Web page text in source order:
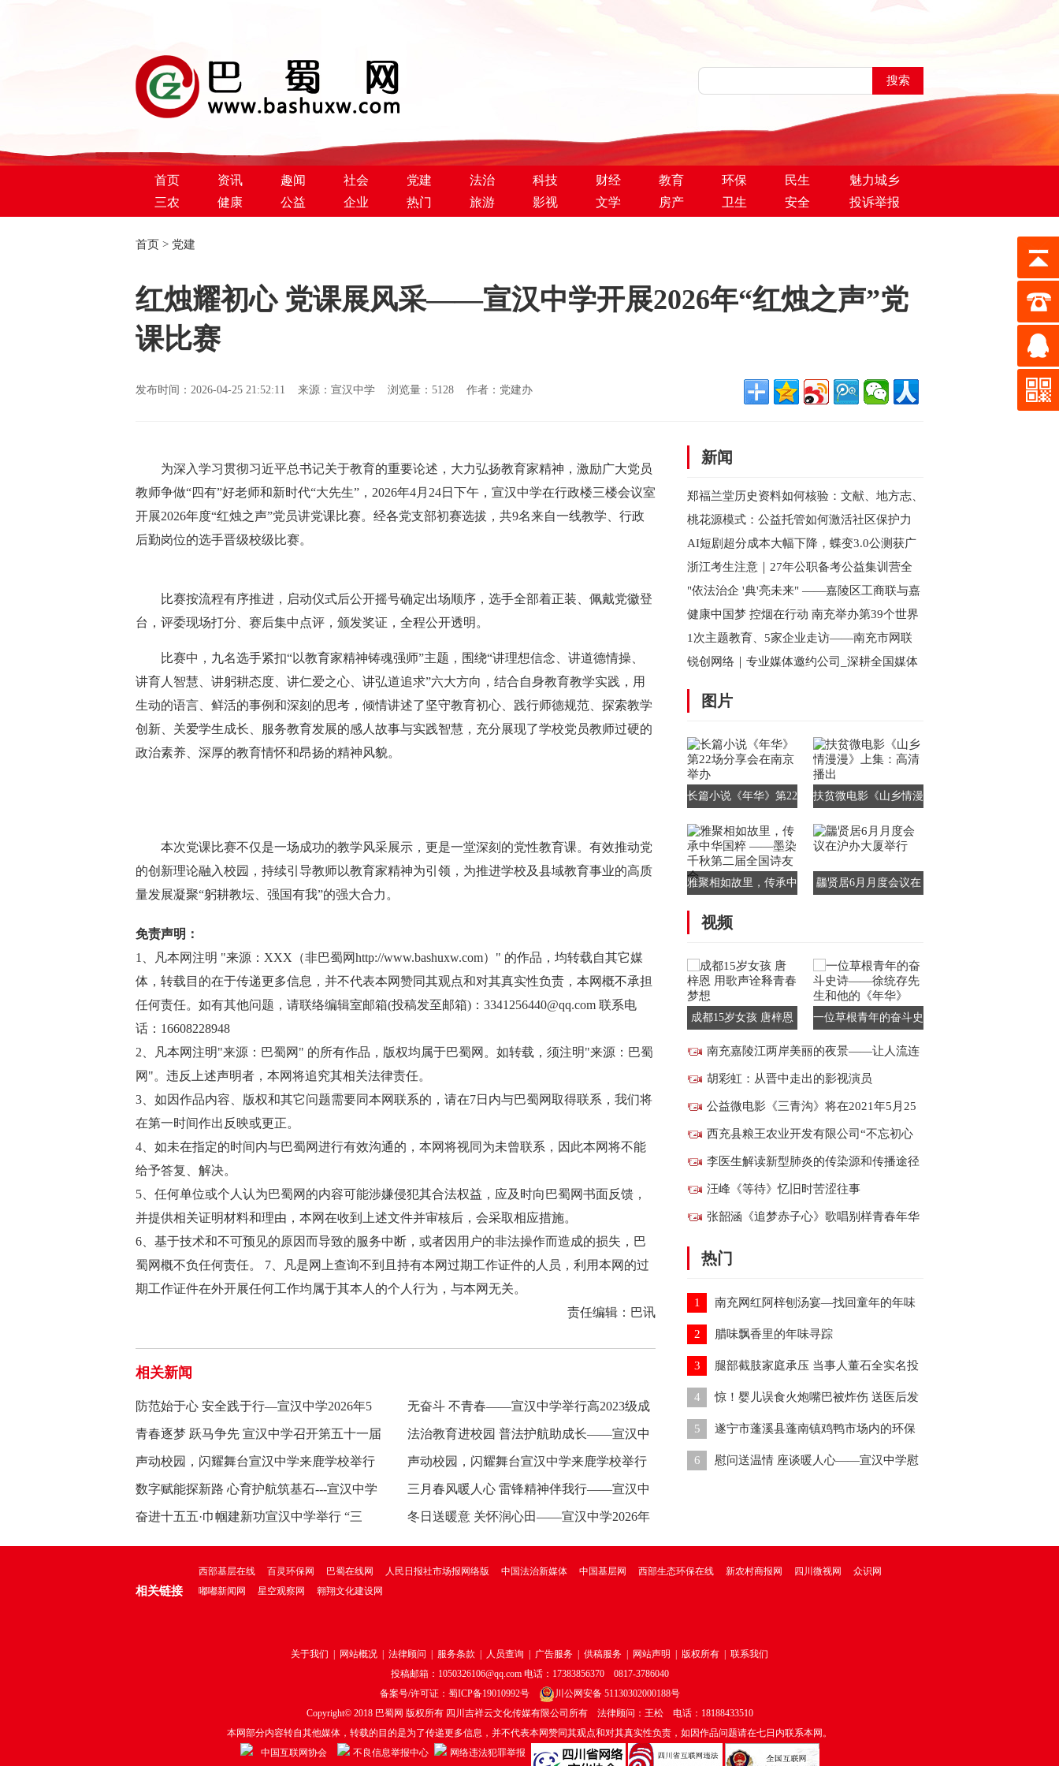
首页 资讯 趣闻 社会 党建 法治 科技 财经 教育 环保 民生
魅力城乡
三农
健康 公益 企业 热门 旅游 影视 文学 房产 卫生 安全 投诉举报
首页 > 党建
红烛耀初心 党课展风采——宣汉中学开展2026年“红烛之声”党
课比赛
发布时间：2026-04-25 21:52:11 来源：宣汉中学 浏览量： 5128 作者：党建办
为深入学习贯彻习近平总书记关于教育的重要论述，大力弘扬教育家精神，激励广大党员
教师争做“四有”好老师和新时代“大先生”，2026年4月24日下午，宣汉中学在行政楼三楼会议室
开展2026年度“红烛之声”党员讲党课比赛。经各党支部初赛选拔，共9名来自一线教学、行政
后勤岗位的选手晋级校级比赛。
比赛按流程有序推进，启动仪式后公开摇号确定出场顺序，选手全部着正装、佩戴党徽登
台，评委现场打分、赛后集中点评，颁发奖证，全程公开透明。
比赛中，九名选手紧扣“以教育家精神铸魂强师”主题，围绕“讲理想信念、讲道德情操、
讲育人智慧、讲躬耕态度、讲仁爱之心、讲弘道追求”六大方向，结合自身教育教学实践，用
生动的语言、鲜活的事例和深刻的思考，倾情讲述了坚守教育初心、践行师德规范、探索教学
创新、关爱学生成长、服务教育发展的感人故事与实践智慧，充分展现了学校党员教师过硬的
政治素养、深厚的教育情怀和昂扬的精神风貌。
本次党课比赛不仅是一场成功的教学风采展示，更是一堂深刻的党性教育课。有效推动党
的创新理论融入校园，持续引导教师以教育家精神为引领，为推进学校及县域教育事业的高质
量发展凝聚“躬耕教坛、强国有我”的强大合力。
免责声明：
1、凡本网注明 "来源：XXX（非巴蜀网http://www.bashuxw.com）" 的作品，均转载自其它媒
体，转载目的在于传递更多信息，并不代表本网赞同其观点和对其真实性负责，本网概不承担
任何责任。如有其他问题，请联络编辑室邮箱(投稿发至邮箱)：3341256440@qq.com 联系电
话：16608228948
2、凡本网注明"来源：巴蜀网" 的所有作品，版权均属于巴蜀网。如转载，须注明"来源：巴蜀
网"。违反上述声明者，本网将追究其相关法律责任。
3、如因作品内容、版权和其它问题需要同本网联系的，请在7日内与巴蜀网取得联系，我们将
在第一时间作出反映或更正。
4、如未在指定的时间内与巴蜀网进行有效沟通的，本网将视同为未曾联系，因此本网将不能
给予答复、解决。
5、任何单位或个人认为巴蜀网的内容可能涉嫌侵犯其合法权益，应及时向巴蜀网书面反馈，
并提供相关证明材料和理由，本网在收到上述文件并审核后，会采取相应措施。
6、基于技术和不可预见的原因而导致的服务中断，或者因用户的非法操作而造成的损失，巴
蜀网概不负任何责任。 7、凡是网上查询不到且持有本网过期工作证件的人员，利用本网的过
期工作证件在外开展任何工作均属于其本人的个人行为，与本网无关。
责任编辑：巴讯
相关新闻
防范始于心 安全践于行—宣汉中学2026年5
月系列安全教育活
无奋斗 不青春——宣汉中学举行高2023级成
人礼仪式
青春逐梦 跃马争先 宣汉中学召开第五十一届
体育大会
法治教育进校园 普法护航助成长——宣汉中
学开展法治副校
声动校园，闪耀舞台宣汉中学来鹿学校举行
2026年校园主持人大
声动校园，闪耀舞台宣汉中学来鹿学校举行
2026年校园主持人大
数字赋能探新路 心育护航筑基石---宣汉中学
两项省级科研课
三月春风暖人心 雷锋精神伴我行——宣汉中
学开展“普及分
奋进十五五·巾帼建新功宣汉中学举行 “三
八”国际劳动妇
冬日送暖意 关怀润心田——宣汉中学2026年
春节前夕开展走
新闻
郑福兰堂历史资料如何核验：文献、地方志、
档案与现代主体信息
桃花源模式：公益托管如何激活社区保护力
AI短剧超分成本大幅下降，蝶变3.0公测获广
泛好评，性能全面超越海内外同类产品
浙江考生注意｜27年公职备考公益集训营全
省开始报名
"依法治企 '典'亮未来" ——嘉陵区工商联与嘉
陵区新联会联合举办民法典专题讲座
健康中国梦 控烟在行动 南充举办第39个世界
无烟日主题宣传暨健步行活动
1次主题教育、5家企业走访——南充市网联
会西充行的“思想”与“视野”双收获
锐创网络｜专业媒体邀约公司_深耕全国媒体
图片
长篇小说《年华》第22
扶贫微电影《山乡情漫
雅聚相如故里，传承中
第二届全国诗友会
龘贤居6月月度会议在
视频
成都15岁女孩 唐梓恩
一位草根青年的奋斗史
南充嘉陵江两岸美丽的夜景——让人流连
忘返
胡彩虹：从晋中走出的影视演员
公益微电影《三青沟》将在2021年5月25
日南充万泰大酒店举行媒体见面会
西充县粮王农业开发有限公司“不忘初心
粮王农业在行动”
李医生解读新型肺炎的传染源和传播途径
第四版诊疗方案
汪峰《等待》忆旧时苦涩往事
张韶涵《追梦赤子心》歌唱别样青春年华
热门
1 南充网红阿梓刨汤宴—找回童年的年味
2 腊味飘香里的年味寻踪
3 腿部截肢家庭承压 当事人董石全实名投
诉派出所事故处理涉嫌违规
4 惊！婴儿误食火炮嘴巴被炸伤 送医后发
现食管内竟还有一颗3厘米钉子
5 遂宁市蓬溪县蓬南镇鸡鸭市场内的环保
乱象 镇政府无人管
6 慰问送温情 座谈暖人心——宣汉中学慰
相关链接
西部基层在线 百灵环保网 巴蜀在线网 人民日报社市场报网络版 中国法治新媒体 中国基层网 西部生态环保在线 新农村商报网 四川微视网
众识网
嘟嘟新闻网
星空观察网 翱翔文化建设网
关于我们 网站概况 法律顾问 服务条款 人员查询 广告服务 供稿服务 网站声明 版权所有
联系我们
投稿邮箱：1050326106@qq.com 电话：17383856370 0817-3786040
备案号/许可证： 蜀ICP备19010992号
川公网安备 51130302000188号
Copyright© 2018 巴蜀网 版权所有 四川吉祥云文化传媒有限公司所有 法律顾问：王松 电话：18188433510
本网部分内容转自其他媒体，转载的目的是为了传递更多信息，并不代表本网赞同其观点和对其真实性负责，如因作品问题请在七日内联系本网。